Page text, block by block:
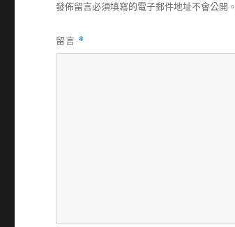
發佈留言必須填寫的電子郵件地址不會公開。
留言 *